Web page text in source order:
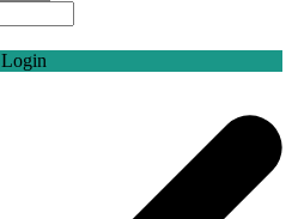
Login